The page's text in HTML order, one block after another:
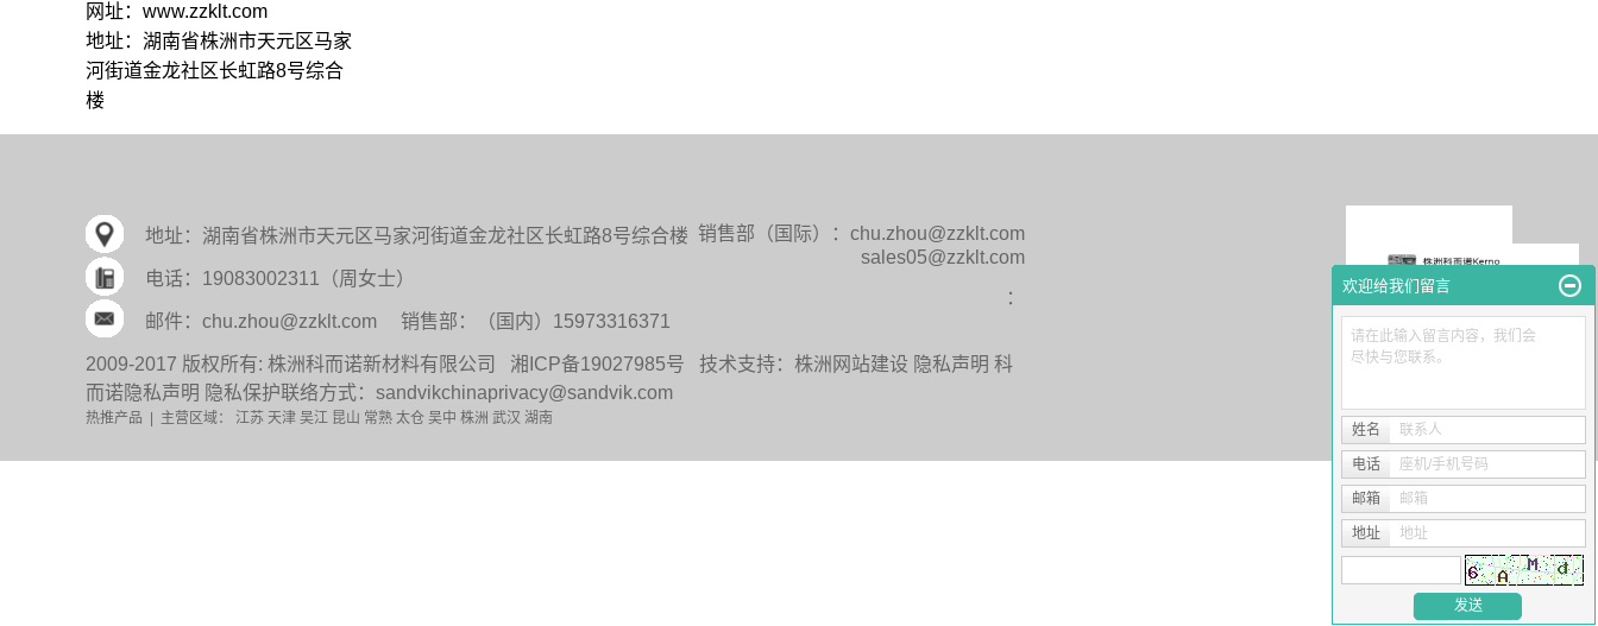
网址：www.zzklt.com
地址：湖南省株洲市天元区马家
河街道金龙社区长虹路8号综合
楼
地址： 湖南省株洲市天元区马家河街道金龙社区长虹路8号综合楼
电话： 19083002311（周女士）
邮件： chu.zhou@zzklt.com 销售部： （国内）15973316371
销售部 （国际）：chu.zhou@zzklt.com
sales05@zzklt.com
：
2009-2017 版权所有: 株洲科而诺新材料有限公司 湘ICP备19027985号 技术支持： 株洲网站建设 隐私声明 科
而诺隐私声明 隐私保护联络方式：sandvikchinaprivacy@sandvik.com
热推产品 | 主营区域： 江苏 天津 吴江 昆山 常熟 太仓 吴中 株洲 武汉 湖南
关注微信公众号
欢迎给我们留言
请在此输入留言内容，我们会
尽快与您联系。
姓名 联系人
电话 座机/手机号码
邮箱 邮箱
地址 地址